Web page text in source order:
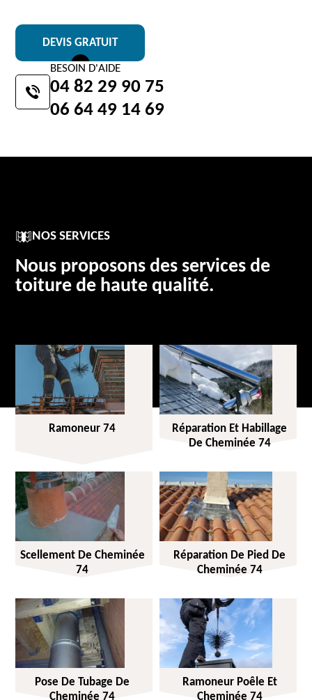
DEVIS GRATUIT
BESOIN D'AIDE
04 82 29 90 75
06 64 49 14 69
NOS SERVICES
Nous proposons des services de
toiture de haute qualité.
Ramoneur 74
Réparation Et Habillage
De Cheminée 74
Scellement De Cheminée
74
Réparation De Pied De
Cheminée 74
Pose De Tubage De
Cheminée 74
Ramoneur Poêle Et
Cheminée 74